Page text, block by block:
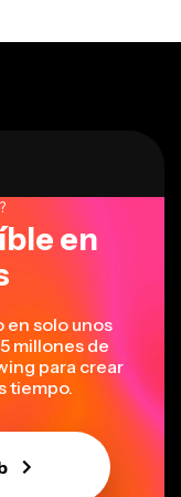
en
en solo unos
millones de
para crear
tiempo.